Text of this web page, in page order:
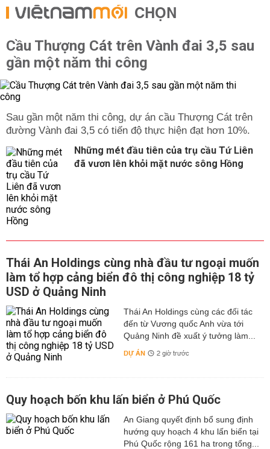
đến 5 sao từ 1 triệu đến vài triệu đồng/đêm. Ở đây cũng
nghìn đồng/đêm.
Phương tiện di chuyển
Xe buýt tốc hành từ sân bay đến trung tâm thành phố
dao động 89 nghìn đồng đến 111 nghìn đồng. Tàu điện
ngầm ở Đài Bắc có giá từ 14 đến 65 nghìn đồng/chuyến
(tuỳ thuộc vào quãng đường). Xe buýt ở Đài Bắc có giá
11 đến 22 nghìn đồng/chuyến.
Điểm tham quan
Một số địa điểm tham quan nổi tiếng ở Đài Loan
như: Tháp Taipei 101, Hồ Nhật Nguyệt, Bảo tàng Cố
Cung, nhà tưởng niệm Tôn Trung Sơn và Tưởng Giới
Thạch, chùa Long Sơn cổ kính, các chợ đêm nổi tiếng
như Shilin, Dansui, Shengkeng.
Địa điểm mua sắm
Chợ đêm Ngũ Phân Phố: Đây là nơi tập chung buôn bán
nhiều mặt hàng thời trang, phụ kiện. Nếu là tín đồ thời
trang thì bạn có thể đến đây lữa chọn. Địa chỉ: Yongji
Street, Taipei City, Taiwan110.
So sánh tour du lịchĐài Loan có giá siêu rẻ hiện nay
Nhìn chung, đa số các gói tour du lịch Đài Loan thường
rơi vào các mức giá dao động từ 8 đến 15 triệu đồng và
không chênh lệch giá quá nhiều, vì giá mỗi tour còn tùy
thuộc vào lịch trình, dịch vụ,..mà mỗi gói tour đưa ra và
sẽ có mức giá khác nhau.
Đối với các tour có giá trên 11 triệu đồng, lịch trình
thường sẽ đa dạng với nhiều điểm đến phong phú để du
khách có thể khám phá trọn vẹn Đài Loan trong vòng 4
CHỌN
Cầu Thượng Cát trên Vành đai 3,5 sau
gần một năm thi công
Sau gần một năm thi công, dự án cầu Thượng Cát trên
đường Vành đai 3,5 có tiến độ thực hiện đạt hơn 10%.
Những mét đầu tiên của trụ cầu Tứ Liên
đã vươn lên khỏi mặt nước sông Hồng
Thái An Holdings cùng nhà đầu tư ngoại muốn
làm tổ hợp cảng biển đô thị công nghiệp 18 tỷ
USD ở Quảng Ninh
Thái An Holdings cùng các đối tác
đến từ Vương quốc Anh vừa tới
Quảng Ninh đề xuất ý tưởng làm...
DỰ ÁN 2 giờ trước
Quy hoạch bốn khu lấn biển ở Phú Quốc
An Giang quyết định bổ sung định
hướng quy hoạch 4 khu lấn biển tại
Phú Quốc rộng 161 ha trong tổng...